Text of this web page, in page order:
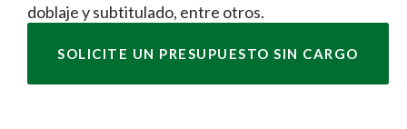
doblaje y subtitulado, entre otros.
SOLICITE UN PRESUPUESTO SIN CARGO